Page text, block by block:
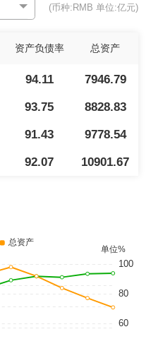
(币种:RMB 单位:亿元)
资产负债率 总资产
94.11 7946.79
93.75 8828.83
91.43 9778.54
92.07 10901.67